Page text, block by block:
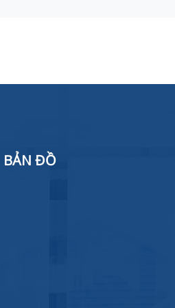
BẢN ĐỒ